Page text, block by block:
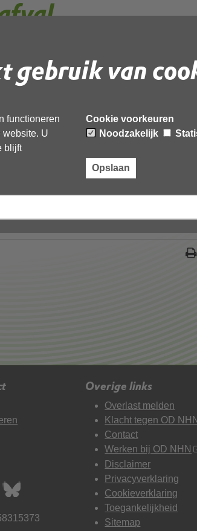
gebruik van
functioneren
website. U
blijft
Cookie voorkeuren
Noodzakelijk
Opslaan
te voorkomen of te beperken. Dat
het milieu.
Overige links
Overlast melden
Klacht tegen OD NHN
Contact
Werken bij OD NHN
Disclaimer
Privacyverklaring
Cookieverklaring
Toegankelijkheid
Sitemap